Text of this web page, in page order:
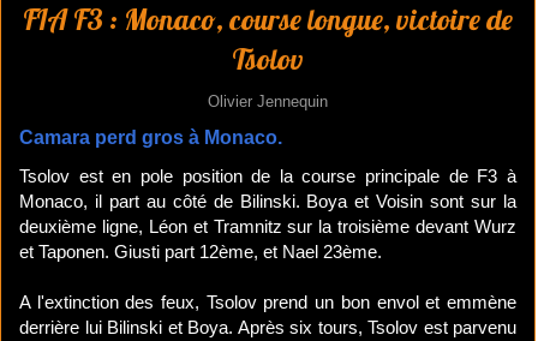
FIA F3 : Monaco, course longue, victoire de
Tsolov
Olivier Jennequin
Camara perd gros à Monaco.
Tsolov est en pole position de la course principale de F3 à
Monaco, il part au côté de Bilinski. Boya et Voisin sont sur la
deuxième ligne, Léon et Tramnitz sur la troisième devant Wurz
et Taponen. Giusti part 12ème, et Nael 23ème.
A l'extinction des feux, Tsolov prend un bon envol et emmène
derrière lui Bilinski et Boya. Après six tours, Tsolov est parvenu